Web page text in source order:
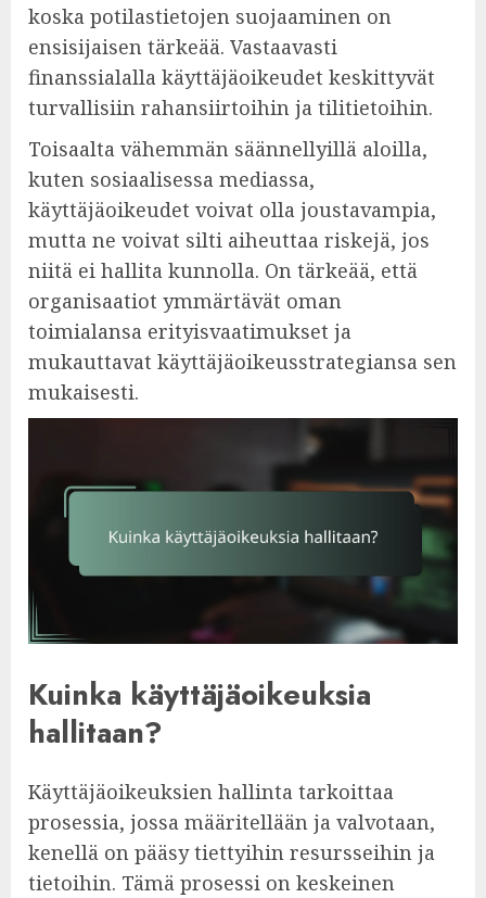
koska potilastietojen suojaaminen on
ensisijaisen tärkeää. Vastaavasti
finanssialalla käyttäjäoikeudet keskittyvät
turvallisiin rahansiirtoihin ja tilitietoihin.
Toisaalta vähemmän säännellyillä aloilla,
kuten sosiaalisessa mediassa,
käyttäjäoikeudet voivat olla joustavampia,
mutta ne voivat silti aiheuttaa riskejä, jos
niitä ei hallita kunnolla. On tärkeää, että
organisaatiot ymmärtävät oman
toimialansa erityisvaatimukset ja
mukauttavat käyttäjäoikeusstrategiansa sen
mukaisesti.
Kuinka käyttäjäoikeuksia
hallitaan?
Käyttäjäoikeuksien hallinta tarkoittaa
prosessia, jossa määritellään ja valvotaan,
kenellä on pääsy tiettyihin resursseihin ja
tietoihin. Tämä prosessi on keskeinen